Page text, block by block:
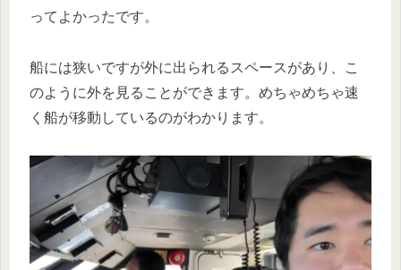
ってよかったです。
船には狭いですが外に出られるスペースがあり、こ
のように外を見ることができます。めちゃめちゃ速
く船が移動しているのがわかります。